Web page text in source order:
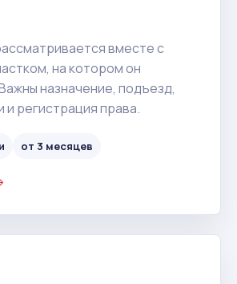
вместе с
на котором он
назначение, подъезд,
и регистрация права.
от 3 месяцев